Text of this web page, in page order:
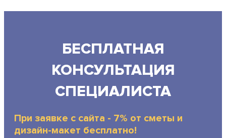
БЕСПЛАТНАЯ
КОНСУЛЬТАЦИЯ
СПЕЦИАЛИСТА
При заявке с сайта - 7% от сметы и
дизайн-макет бесплатно!